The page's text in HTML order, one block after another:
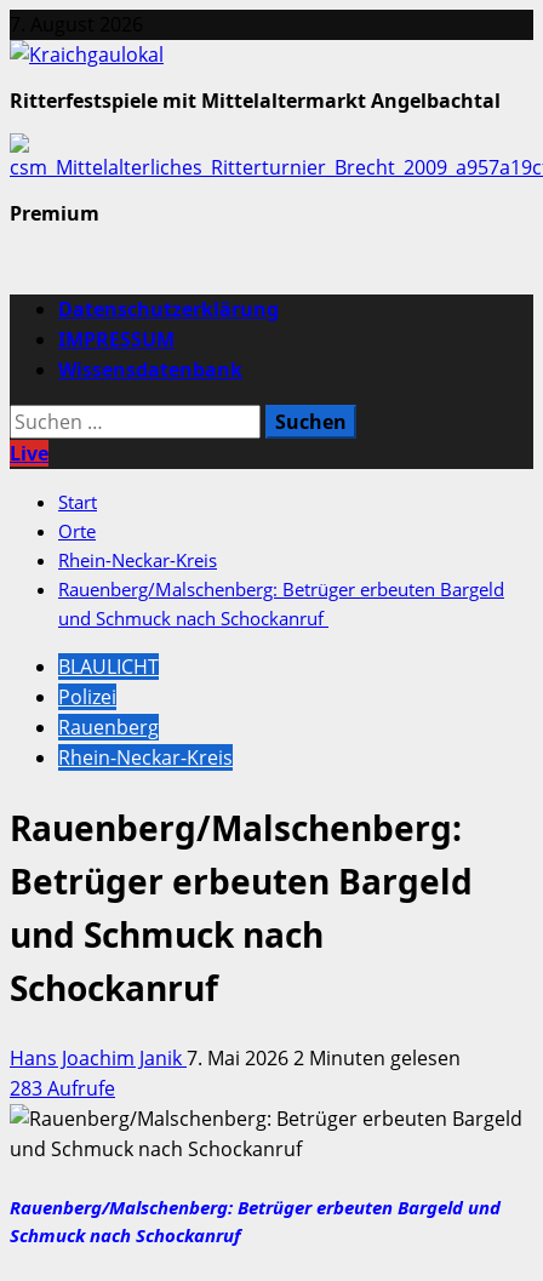
Inhalt
Ritterfestspiele mit Mittelaltermarkt Angelbachtal
Premium
Primäres
Menü
Datenschutzerklärung
IMPRESSUM
Wissensdatenbank
Suchen
nach:
Live
Start
Orte
Rhein-Neckar-Kreis
Rauenberg/Malschenberg: Betrüger erbeuten Bargeld
und Schmuck nach Schockanruf
BLAULICHT
Polizei
Rauenberg
Rhein-Neckar-Kreis
Rauenberg/Malschenberg:
Betrüger erbeuten Bargeld
und Schmuck nach
Schockanruf
Hans Joachim Janik7. Mai 20262 Minuten gelesen
283 Aufrufe
Rauenberg/Malschenberg: Betrüger erbeuten Bargeld und
Schmuck nach Schockanruf